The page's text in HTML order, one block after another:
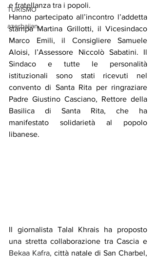
TURISMO
azerbaijan
e fratellanza tra i popoli.
Hanno partecipato all’incontro l’addetta
stampa Martina Grillotti, il Vicesindaco
Marco Emili, il Consigliere Samuele
Aloisi, l’Assessore Niccolò Sabatini. Il
Sindaco e tutte le personalità
istituzionali sono stati ricevuti nel
convento di Santa Rita per ringraziare
Padre Giustino Casciano, Rettore della
Basilica di Santa Rita, che ha
manifestato solidarietà al popolo
libanese.
Il giornalista Talal Khrais ha proposto
Bekaa Kafra, città natale di San Charbel,